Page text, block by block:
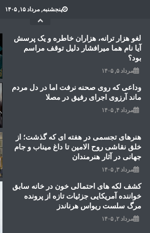
پنجشنبه, مرداد ۱۵, ۱۴۰۵
لغو هزار ترانه، هزاران خاطره و یک پرسش
آیا نام هما میرافشار دلیل توقف مراسم
بود؟
مرداد ۵, ۱۴۰۵
وداعی که روی صحنه نرفت اما در دل مردم
ماند آرزوی اجرای رفیق در مصلا
مرداد ۴, ۱۴۰۵
هنرهای تجسمی در هفته ای که گذشت؛ از
خلق نقاشی روح الامین تا داغ میناب و جام
جهانی در آثار هنرمندان
مرداد ۳, ۱۴۰۵
کشف لکه های احتمالی خون در خانه سابق
خواننده آمریکایی جزئیات تازه از پرونده
مرگ سلست ریواس هرناندز
مرداد ۲, ۱۴۰۵